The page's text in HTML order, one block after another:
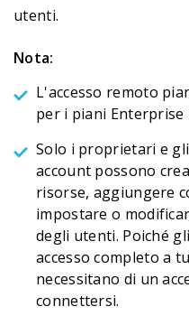
utenti.
Nota:
L'accesso remoto
per i piani Enterprise
Solo i proprietari e
account possono
risorse, aggiungere
impostare o
degli utenti. Poiché
accesso completo a
necessitano di un
connettersi.